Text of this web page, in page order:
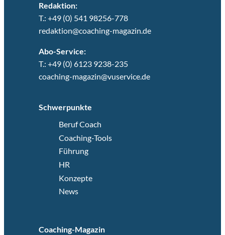
Redaktion:
T.: +49 (0) 541 98256-778
redaktion@coaching-magazin.de
Abo-Service:
T.: +49 (0) 6123 9238-235
coaching-magazin@vuservice.de
Schwerpunkte
Beruf Coach
Coaching-Tools
Führung
HR
Konzepte
News
Coaching-Magazin